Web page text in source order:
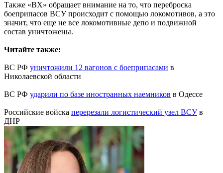
Также «ВХ» обращает внимание на то, что переброска
боеприпасов ВСУ происходит с помощью локомотивов, а это
значит, что еще не все локомотивные депо и подвижной
состав уничтожены.
Читайте также:
ВС РФ уничтожили 12 вагонов с боеприпасами в
Николаевской области
ВС РФ ударили по базе иностранных наемников в Одессе
Российские войска перерезали логистический узел ВСУв
ДНР